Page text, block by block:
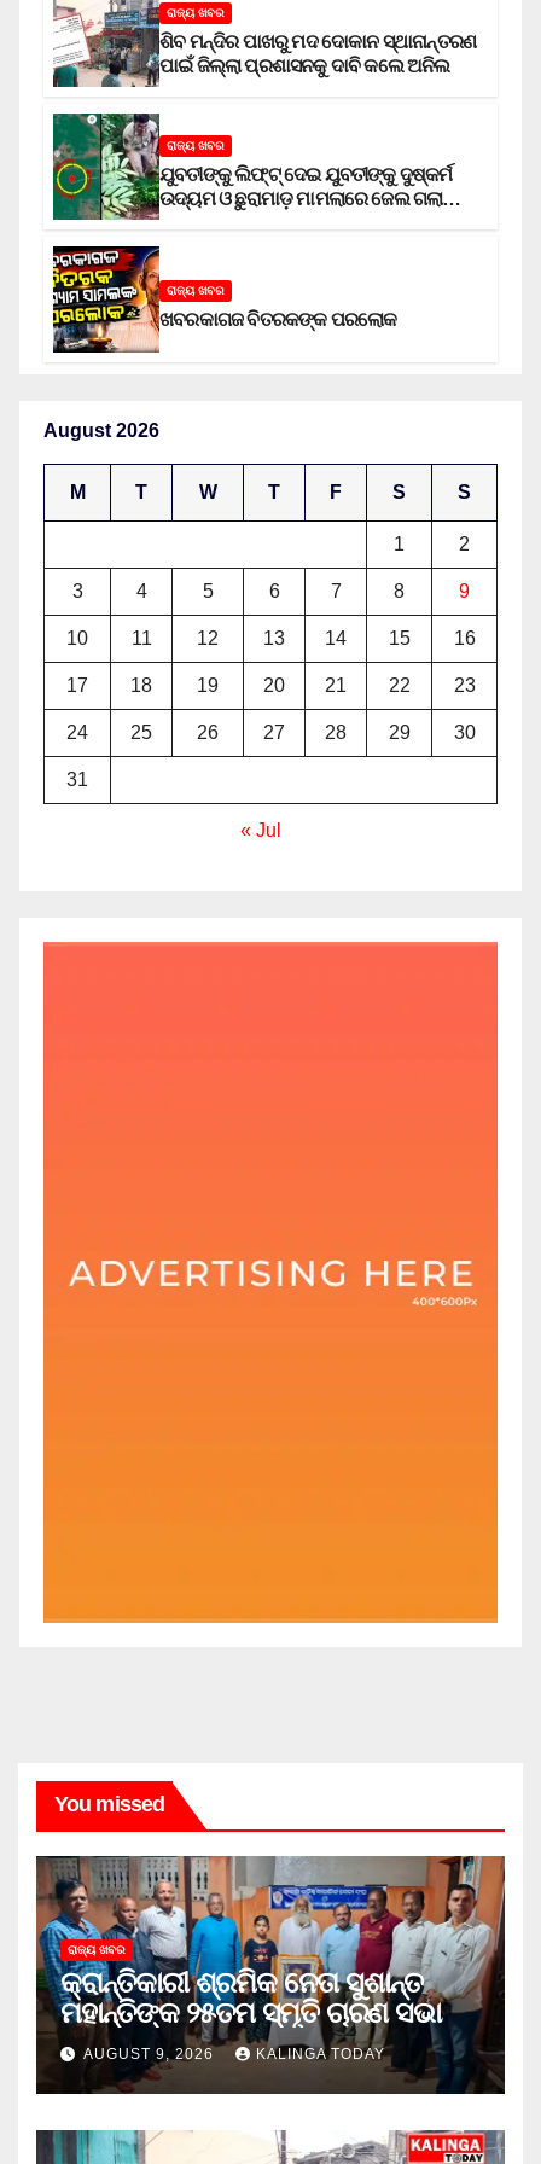
ରାଜ୍ୟ ଖବର
ଶିବ ମନ୍ଦିର ପାଖରୁ ମଦ ଦୋକାନ ସ୍ଥାନାନ୍ତରଣ
ପାଇଁ ଜିଲ୍ଲା ପ୍ରଶାସନକୁ ଦାବି କଲେ ଅନିଲ
ରାଜ୍ୟ ଖବର
ଯୁବତୀଙ୍କୁ ଲିଫ୍‌ଟ୍‌ ଦେଇ ଯୁବତୀଙ୍କୁ ଦୁଷ୍କର୍ମ
ଉଦ୍ୟମ ଓ ଛୁରାମାଡ଼ ମାମଲାରେ ଜେଲ ଗଲା
ରାଜ୍ୟ ଖବର
ଖବରକାଗଜ ବିତରକଙ୍କ ପରଲୋକ
August 2026
M T W T F S S
1 2
3 4 5 6 7 8 9
10 11 12 13 14 15 16
17 18 19 20 21 22 23
24 25 26 27 28 29 30
31
« Jul
You missed
ରାଜ୍ୟ ଖବର
କ୍ରାନ୍ତିକାରୀ ଶ୍ରମିକ ନେତା ସୁଶାନ୍ତ
ମହାନ୍ତିଙ୍କ ୨୫ତମ ସ୍ମୃତି ଚାରଣ ସଭା
AUGUST 9, 2026 KALINGA TODAY